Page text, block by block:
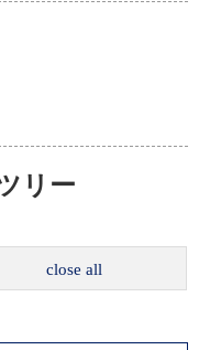
リー
close all